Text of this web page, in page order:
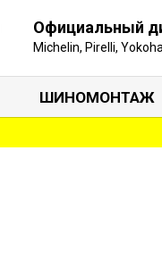
Официальный
Michelin, Pirelli,
ШИНОМОНТАЖ